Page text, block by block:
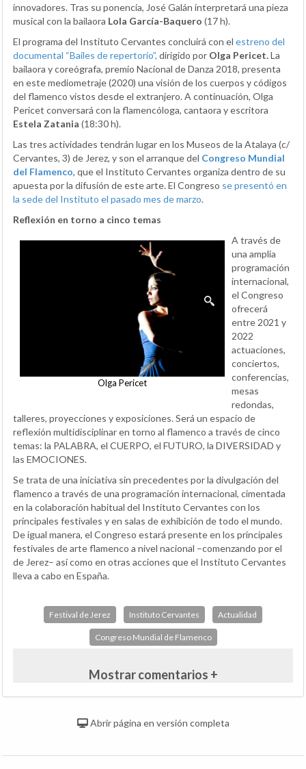
innovadores. Tras su ponencia, José Galán interpretará una pieza
musical con la bailaora Lola García-Baquero (17 h).
El programa del Instituto Cervantes concluirá con el estreno del
documental “Bailes de repertorio”, dirigido por Olga Pericet.La
bailaora y coreógrafa, premio Nacional de Danza 2018, presenta
en este mediometraje (2020) una visión de los cuerpos y códigos
del flamenco vistos desde el extranjero. A continuación, Olga
Pericet conversará con la flamencóloga, cantaora y escritora
Estela Zatania (18:30 h).
Las tres actividades tendrán lugar en los Museos de la Atalaya (c/
Cervantes, 3) de Jerez, y son el arranque del Congreso Mundial
del Flamenco, que el Instituto Cervantes organiza dentro de su
apuesta por la difusión de este arte. El Congreso se presentó en
la sede del Instituto el pasado mes de marzo.
Reflexión en torno a cinco temas
Olga Pericet
A través de
una amplia
programación
internacional,
el Congreso
ofrecerá
entre 2021 y
2022
actuaciones,
conciertos,
conferencias,
mesas
redondas,
talleres, proyecciones y exposiciones. Será un espacio de
reflexión multidisciplinar en torno al flamenco a través de cinco
temas: la PALABRA, el CUERPO, el FUTURO, la DIVERSIDAD y
las EMOCIONES.
Se trata de una iniciativa sin precedentes por la divulgación del
flamenco a través de una programación internacional, cimentada
en la colaboración habitual del Instituto Cervantes con los
principales festivales y en salas de exhibición de todo el mundo.
De igual manera, el Congreso estará presente en los principales
festivales de arte flamenco a nivel nacional –comenzando por el
de Jerez– así como en otras acciones que el Instituto Cervantes
lleva a cabo en España.
Festival de Jerez Instituto Cervantes Actualidad
Congreso Mundial de Flamenco
Mostrar comentarios +
Abrir página en versión completa